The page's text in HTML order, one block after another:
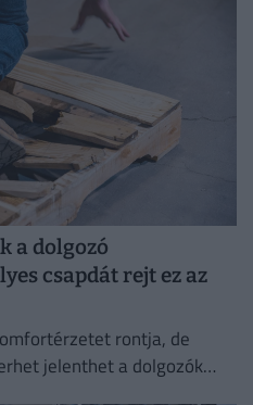
a dolgozó
csapdát rejt ez az
rontja, de
jelenthet a dolgozók